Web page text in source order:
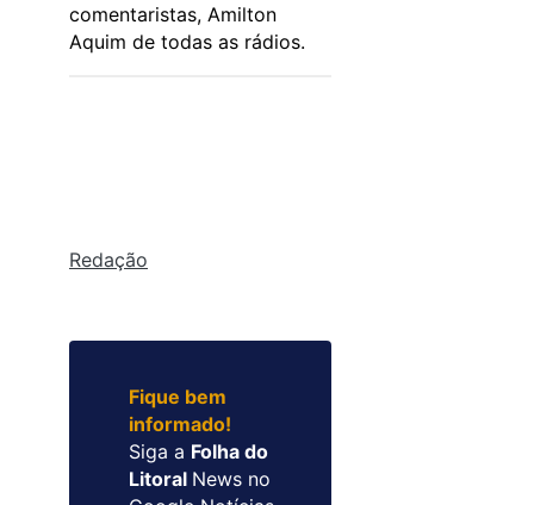
comentaristas, Amilton
Aquim de todas as rádios.
Redação
Fique bem
informado!
Siga a Folha do
Litoral News no